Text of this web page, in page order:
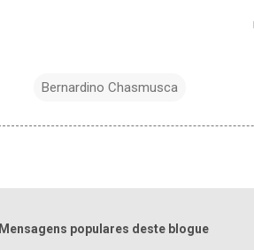
Bernardino Chasmusca
Mensagens populares deste blogue